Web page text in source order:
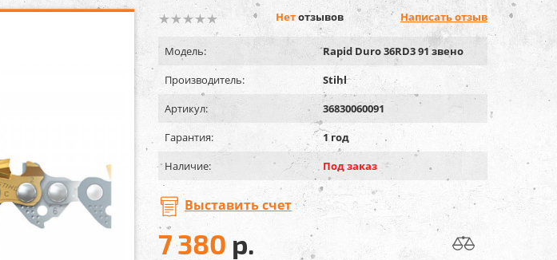
Нетотзывов Написать отзыв
Модель:
Rapid Duro 36RD3 91 звено
Производитель:
Stihl
Артикул:
36830060091
Гарантия:
1 год
Наличие:
Под заказ
Выставить счет
7 380 р.